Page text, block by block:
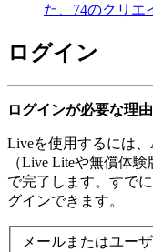
た、74のクリエ
ログイン
ログインが必要な理由
Liveを使用するには
（Live Liteや無償体
で完了します。すで
グインできます。
メールまたはユー